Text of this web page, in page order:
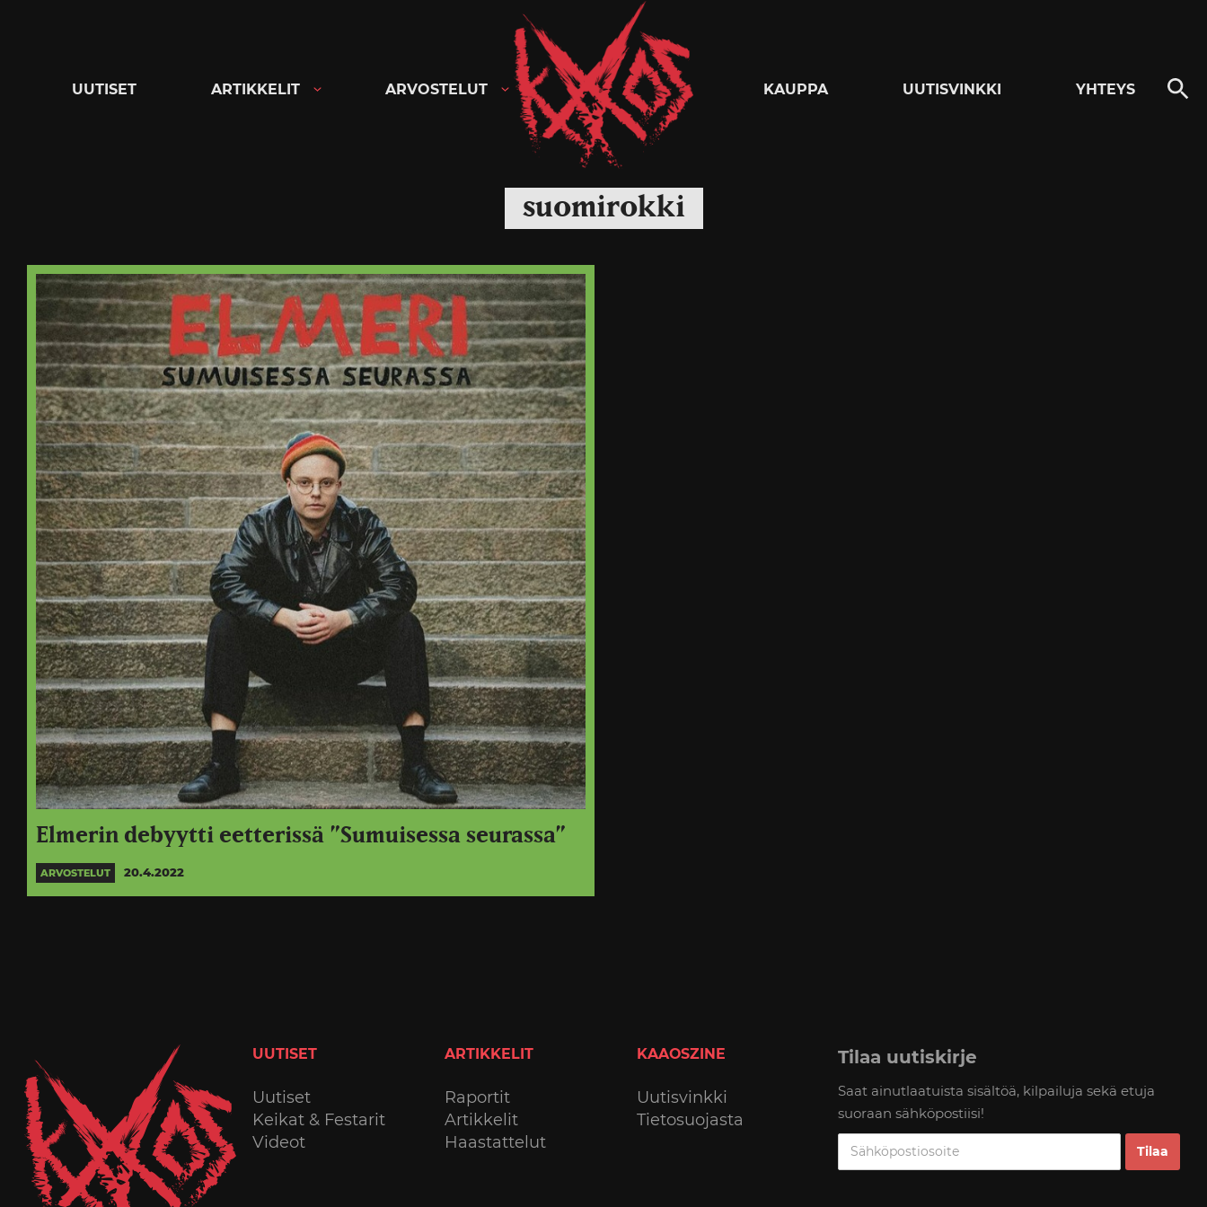
Kaaoszine
UUTISET ARTIKKELIT ARVOSTELUT KAUPPA UUTISVINKKI YHTEYS
suomirokki
Elmerin debyytti eetterissä ”Sumuisessa seurassa”
ARVOSTELUT 20.4.2022
UUTISET
Uutiset
Keikat & Festarit
Videot
ARTIKKELIT
Raportit
Artikkelit
Haastattelut
KAAOSZINE
Uutisvinkki
Tietosuojasta
Tilaa uutiskirje
Saat ainutlaatuista sisältöä, kilpailuja sekä etuja
suoraan sähköpostiisi!